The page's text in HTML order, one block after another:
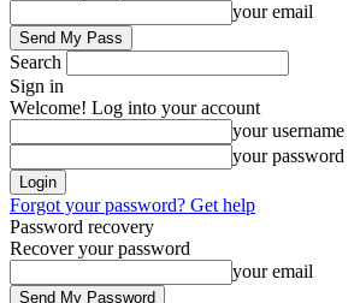
your email
Search
Sign in
Welcome! Log into your account
your username
your password
Forgot your password? Get help
Password recovery
Recover your password
your email